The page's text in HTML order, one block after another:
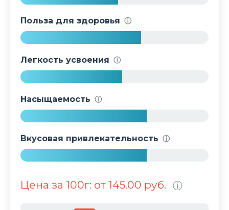
Польза для здоровья ⓘ
Легкость усвоения ⓘ
Насыщаемость ⓘ
Вкусовая привлекательность ⓘ
Цена за 100г: от 145.00 руб. ⓘ